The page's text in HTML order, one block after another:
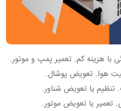
با هزینه کم. تعمیر پمپ و موتور.
هوا. تعویض پوشال.
یا تعویض شناور.
یا تعویض موتور.